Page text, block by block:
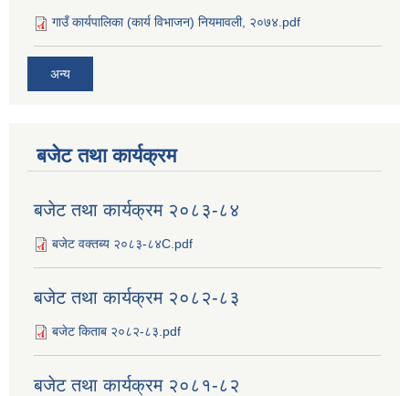
गाउँ कार्यपालिका (कार्य विभाजन) नियमावली, २०७४.pdf
अन्य
बजेट तथा कार्यक्रम
बजेट तथा कार्यक्रम २०८३-८४
बजेट वक्तब्य २०८३-८४C.pdf
बजेट तथा कार्यक्रम २०८२-८३
बजेट किताब २०८२-८३.pdf
बजेट तथा कार्यक्रम २०८१-८२